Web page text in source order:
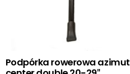
Podpórka rowerowa azimut